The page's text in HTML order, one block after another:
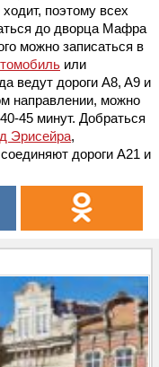
ходит, поэтому всех
до дворца Мафра
можно записаться в
или
ведут дороги A8, A9 и
направлении, можно
45 минут. Добраться
Эрисейра,
дороги A21 и